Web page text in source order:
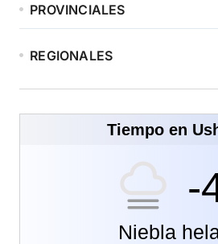
PROVINCIALES
REGIONALES
Tiempo en
-
Niebla